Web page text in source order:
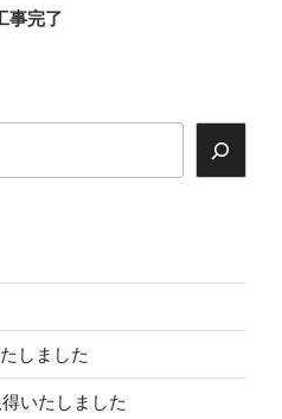
事完了
しました
いたしました